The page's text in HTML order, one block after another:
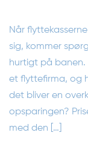
Når
sig, kommer
hurtigt på
et flyttefirma, og
det bliver en
opsparingen?
med den […]